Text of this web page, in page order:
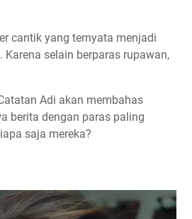
cantik yang ternyata menjadi
selain berparas rupawan,
Adi akan membahas
berita dengan paras paling
saja mereka?